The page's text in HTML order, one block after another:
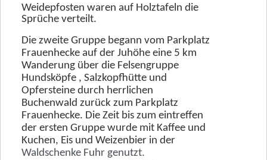
5-Himmelsleiter Tromm
6-Kühlopf
7-Frühjahrsputz
8-Aschwiesenhof
9-Weinlagenwanderung
10-Wandergottesdienst
11-Goetheweg
12-Sonnwendfeier
Weidepfosten waren auf Holztafeln die
Sprüche verteilt.
Die zweite Gruppe begann vom Parkplatz
Frauenhecke auf der Juhöhe eine 5 km
Wanderung über die Felsengruppe
Hundsköpfe , Salzkopfhütte und
Opfersteine durch herrlichen
Buchenwald zurück zum Parkplatz
Frauenhecke. Die Zeit bis zum eintreffen
der ersten Gruppe wurde mit Kaffee und
Kuchen, Eis und Weizenbier in der
Waldschenke Fuhr genutzt.